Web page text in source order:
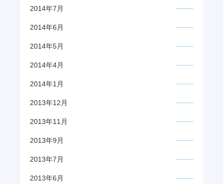
2014年7月
2014年6月
2014年5月
2014年4月
2014年1月
2013年12月
2013年11月
2013年9月
2013年7月
2013年6月